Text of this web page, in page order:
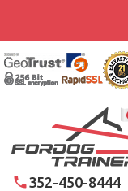
352-450-8444